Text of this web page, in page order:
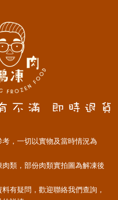
，一切以實物及當時情況為
類，部份肉類實拍圖為解凍後
有疑問，歡迎聯絡我們查詢，